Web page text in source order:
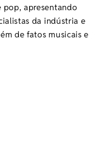
pop, apresentando
da indústria e
de fatos musicais e